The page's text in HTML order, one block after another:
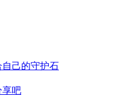
己的守护石
享吧